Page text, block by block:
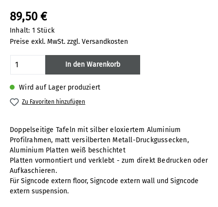
89,50 €
Inhalt: 1 Stück
Preise exkl. MwSt. zzgl. Versandkosten
Wird auf Lager produziert
Produkt Anzahl: Gib den gewünschten
In den Warenkorb
Zu Favoriten hinzufügen
Doppelseitige Tafeln mit silber eloxiertem Aluminium
Profilrahmen, matt versilberten Metall-Druckgussecken,
Aluminium Platten weiß beschichtet
Platten vormontiert und verklebt - zum direkt Bedrucken oder
Aufkaschieren.
Für Signcode extern floor, Signcode extern wall und Signcode
extern suspension.